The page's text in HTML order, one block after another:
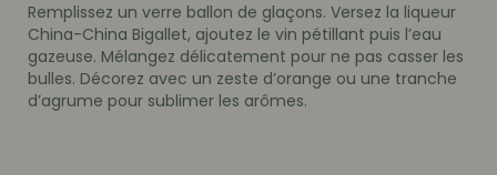
Remplissez un verre ballon de glaçons. Versez la liqueur
China-China Bigallet, ajoutez le vin pétillant puis l’eau
gazeuse. Mélangez délicatement pour ne pas casser les
bulles. Décorez avec un zeste d’orange ou une tranche
d’agrume pour sublimer les arômes.